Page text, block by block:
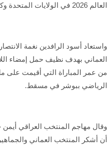
العالم 2026 في الولايات المتحدة وكندا والمكسيك.
واستعاد أسود الرافدين نغمة
من عمر المباراة التي أقيمت
الرياضي ببوشر في مسقط.
وقال مهاجم المنتخب العراقي
أن أشكر المنتخب العماني